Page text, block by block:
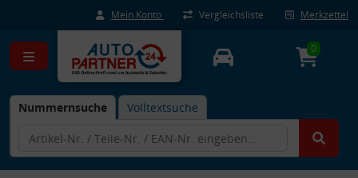
Mein Konto Vergleichsliste Merkzettel
Nummernsuche Volltextsuche
0